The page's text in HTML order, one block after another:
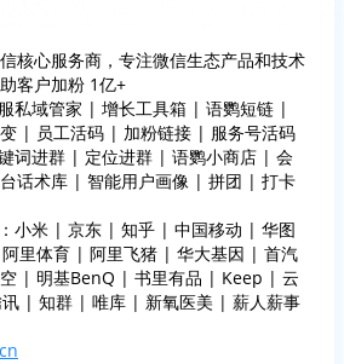
核心服务商，专注微信生态产品和技术
客户加粉 1亿+
私域管家 | 增长工具箱 | 语鹦短链 |
| 员工活码 | 加粉链接 | 服务号活码
词进群 | 定位进群 | 语鹦小商店 | 会
话术库 | 智能用户画像 | 拼团 | 打卡
小米 | 京东 | 知乎 | 中国移动 | 华图
里体育 | 阿里飞猪 | 华大基因 | 首汽
| 明基BenQ | 书里有品 | Keep | 云
| 知群 | 唯库 | 新氧医美 | 薪人薪事